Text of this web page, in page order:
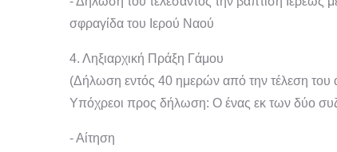
σφραγίδα του Ιερού Ναού
4. Ληξιαρχική Πράξη Γάμου
(Δήλωση εντός 40 ημερών από την τέλεση του
Υπόχρεοι προς δήλωση: Ο ένας εκ των δύο
- Αίτηση